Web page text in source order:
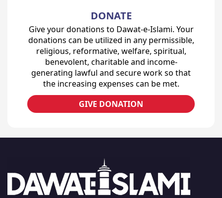
DONATE
Give your donations to Dawat-e-Islami. Your
donations can be utilized in any permissible,
religious, reformative, welfare, spiritual,
benevolent, charitable and income-
generating lawful and secure work so that
the increasing expenses can be met.
GIVE DONATION